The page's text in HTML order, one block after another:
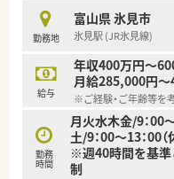
します。
■現場の薬剤師がDI
などに意見を反映させ
【こんな方が活躍中】
■育児休業取得率
世代のスタッフが多
■地域に根ざした医療
ら信頼される方が活躍
■スタッフ同士が互い
大切にできる方が活躍
勤務地
富山県 氷見市
氷見駅 (JR氷見線)
給与
年収400万円～
月給285,000円
※ご経験・ご年齢等を
勤務
時間
月火水木金/9：00
土/9：00～13：00（
※週40時間を基準
制